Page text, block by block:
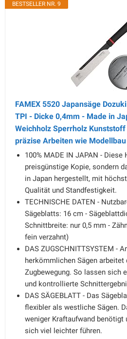
BESTSELLER NR. 9
FAMEX 5520 Japansäge
TPI - Dicke 0,4mm - Made in
Weichholz Sperrholz
präzise Arbeiten wie Modellbau
100% MADE IN JAPAN -
preisgünstige Kopie, sondern
in Japan hergestellt, mit
Qualität und Standfestigkeit.
TECHNISCHE DATEN -
Sägeblatts: 16 cm -
Schnittbreite: nur 0,5 mm -
fein verzahnt)
DAS ZUGSCHNITTSYSTEM -
herkömmlichen Sägen
Zugbewegung. So lassen sich
und kontrollierte
DAS SÄGEBLATT - Das
flexibler als westliche Sägen.
weniger Kraftaufwand benötigt
sich viel leichter führen.